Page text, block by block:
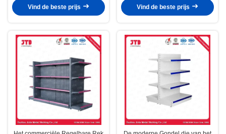
in hardware winkel
tentoonstelling
Vind de beste prijs poedercoating afwerking
Vind de beste prijs